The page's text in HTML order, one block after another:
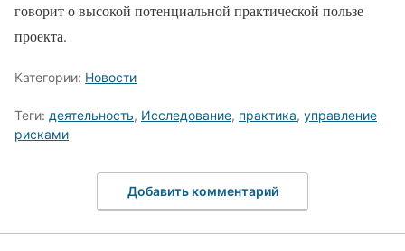
говорит о высокой потенциальной практической пользе
проекта.
Категории: Новости
Теги: деятельность, Исследование, практика, управление
рисками
Добавить комментарий